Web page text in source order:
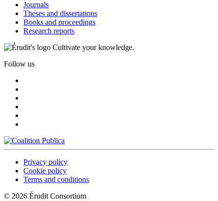
Journals
Theses and dissertations
Books and proceedings
Research reports
Cultivate your knowledge.
Follow us
Privacy policy
Cookie policy
Terms and conditions
© 2026 Érudit Consortium